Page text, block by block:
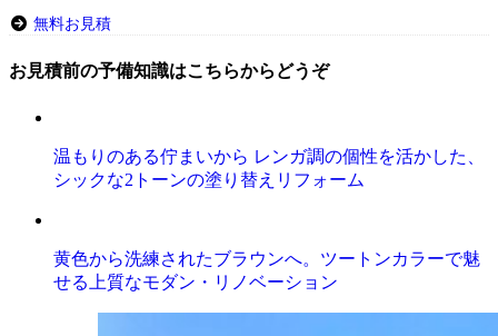
無料お見積
お見積前の予備知識はこちらからどうぞ
温もりのある佇まいから レンガ調の個性を活かした、
シックな2トーンの塗り替えリフォーム
黄色から洗練されたブラウンへ。ツートンカラーで魅
せる上質なモダン・リノベーション